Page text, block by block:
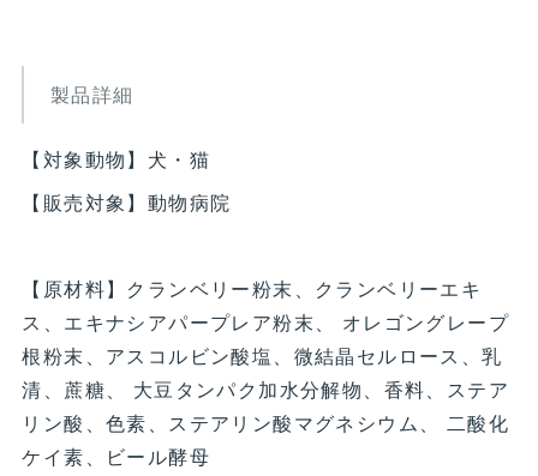
製品詳細
【対象動物】犬・猫
【販売対象】動物病院
【原材料】クランベリー粉末、クランベリーエキ
ス、エキナシアパープレア粉末、 オレゴングレープ
根粉末、アスコルビン酸塩、微結晶セルロース、乳
清、蔗糖、 大豆タンパク加水分解物、香料、ステア
リン酸、色素、ステアリン酸マグネシウム、 二酸化
ケイ素、ビール酵母